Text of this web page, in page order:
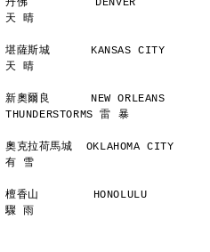
丹佛          DENVER
天 晴
堪薩斯城      KANSAS CITY
天 晴
新奧爾良      NEW ORLEANS
THUNDERSTORMS 雷 暴
奧克拉荷馬城  OKLAHOMA
有 雪
檀香山        HONOLULU
驟 雨